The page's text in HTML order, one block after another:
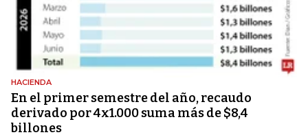
HACIENDA
En el primer semestre del año, recaudo
derivado por 4x1.000 suma más de $8,4
billones